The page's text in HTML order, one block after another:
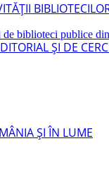
de biblioteci publice
ŞI DE
ŞI ÎN LUME